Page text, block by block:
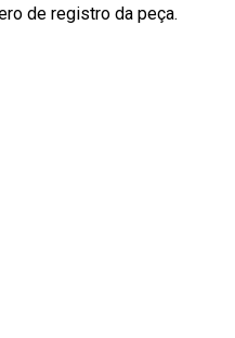
de registro da peça.